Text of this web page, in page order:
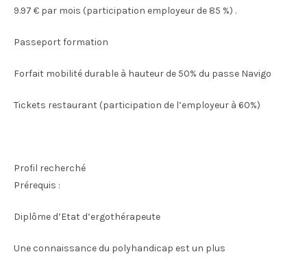
9.97 € par mois (participation employeur de 85 %) .
Passeport formation
Forfait mobilité durable à hauteur de 50% du passe Navigo
Tickets restaurant (participation de l’employeur à 60%)
Profil recherché
Prérequis :
Diplôme d’Etat d’ergothérapeute
Une connaissance du polyhandicap est un plus